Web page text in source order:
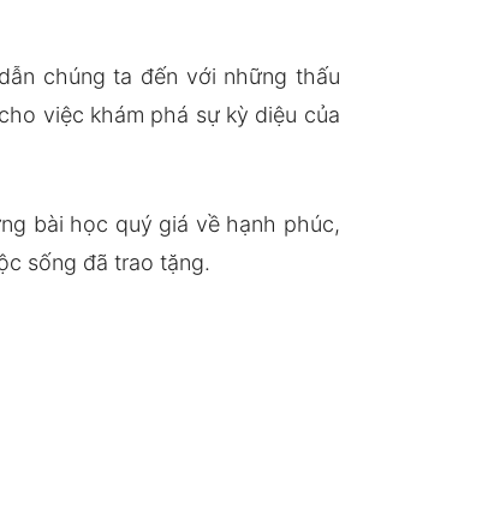
chúng ta đến với những thấu
việc khám phá sự kỳ diệu của
bài học quý giá về hạnh phúc,
sống đã trao tặng.